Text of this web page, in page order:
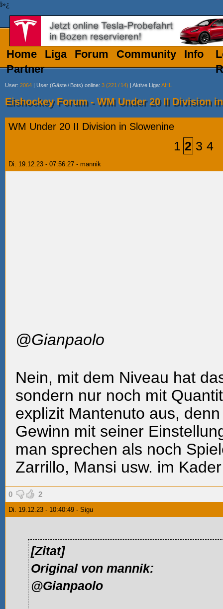
ï»¿
Home Liga Forum Community
Info
Partner
User: 2064 | User (Gäste/ Bots) online: 3 (221 / 14) | Aktive Liga: AHL
Eishockey Forum - WM Under 20 II Division
WM Under 20 II Division in Slowenine
1 2 3 4
Di. 19.12.23 - 07:56:27 - mannik
@Gianpaolo
Nein, mit dem Niveau hat
sondern nur noch mit
explizit Mantenuto aus,
Gewinn mit seiner
man sprechen als noch
Zarrillo, Mansi usw. im
0 2
Di. 19.12.23 - 10:40:49 - Sigu
[Zitat]
Original von mannik:
@Gianpaolo